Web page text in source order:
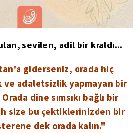
sevilen, adil bir kraldı...
giderseniz, orada hiç
ve adaletsizlik yapmayan bir
dine sımsıkı bağlı bir
size bu çektiklerinizden bir
dek orada kalın."